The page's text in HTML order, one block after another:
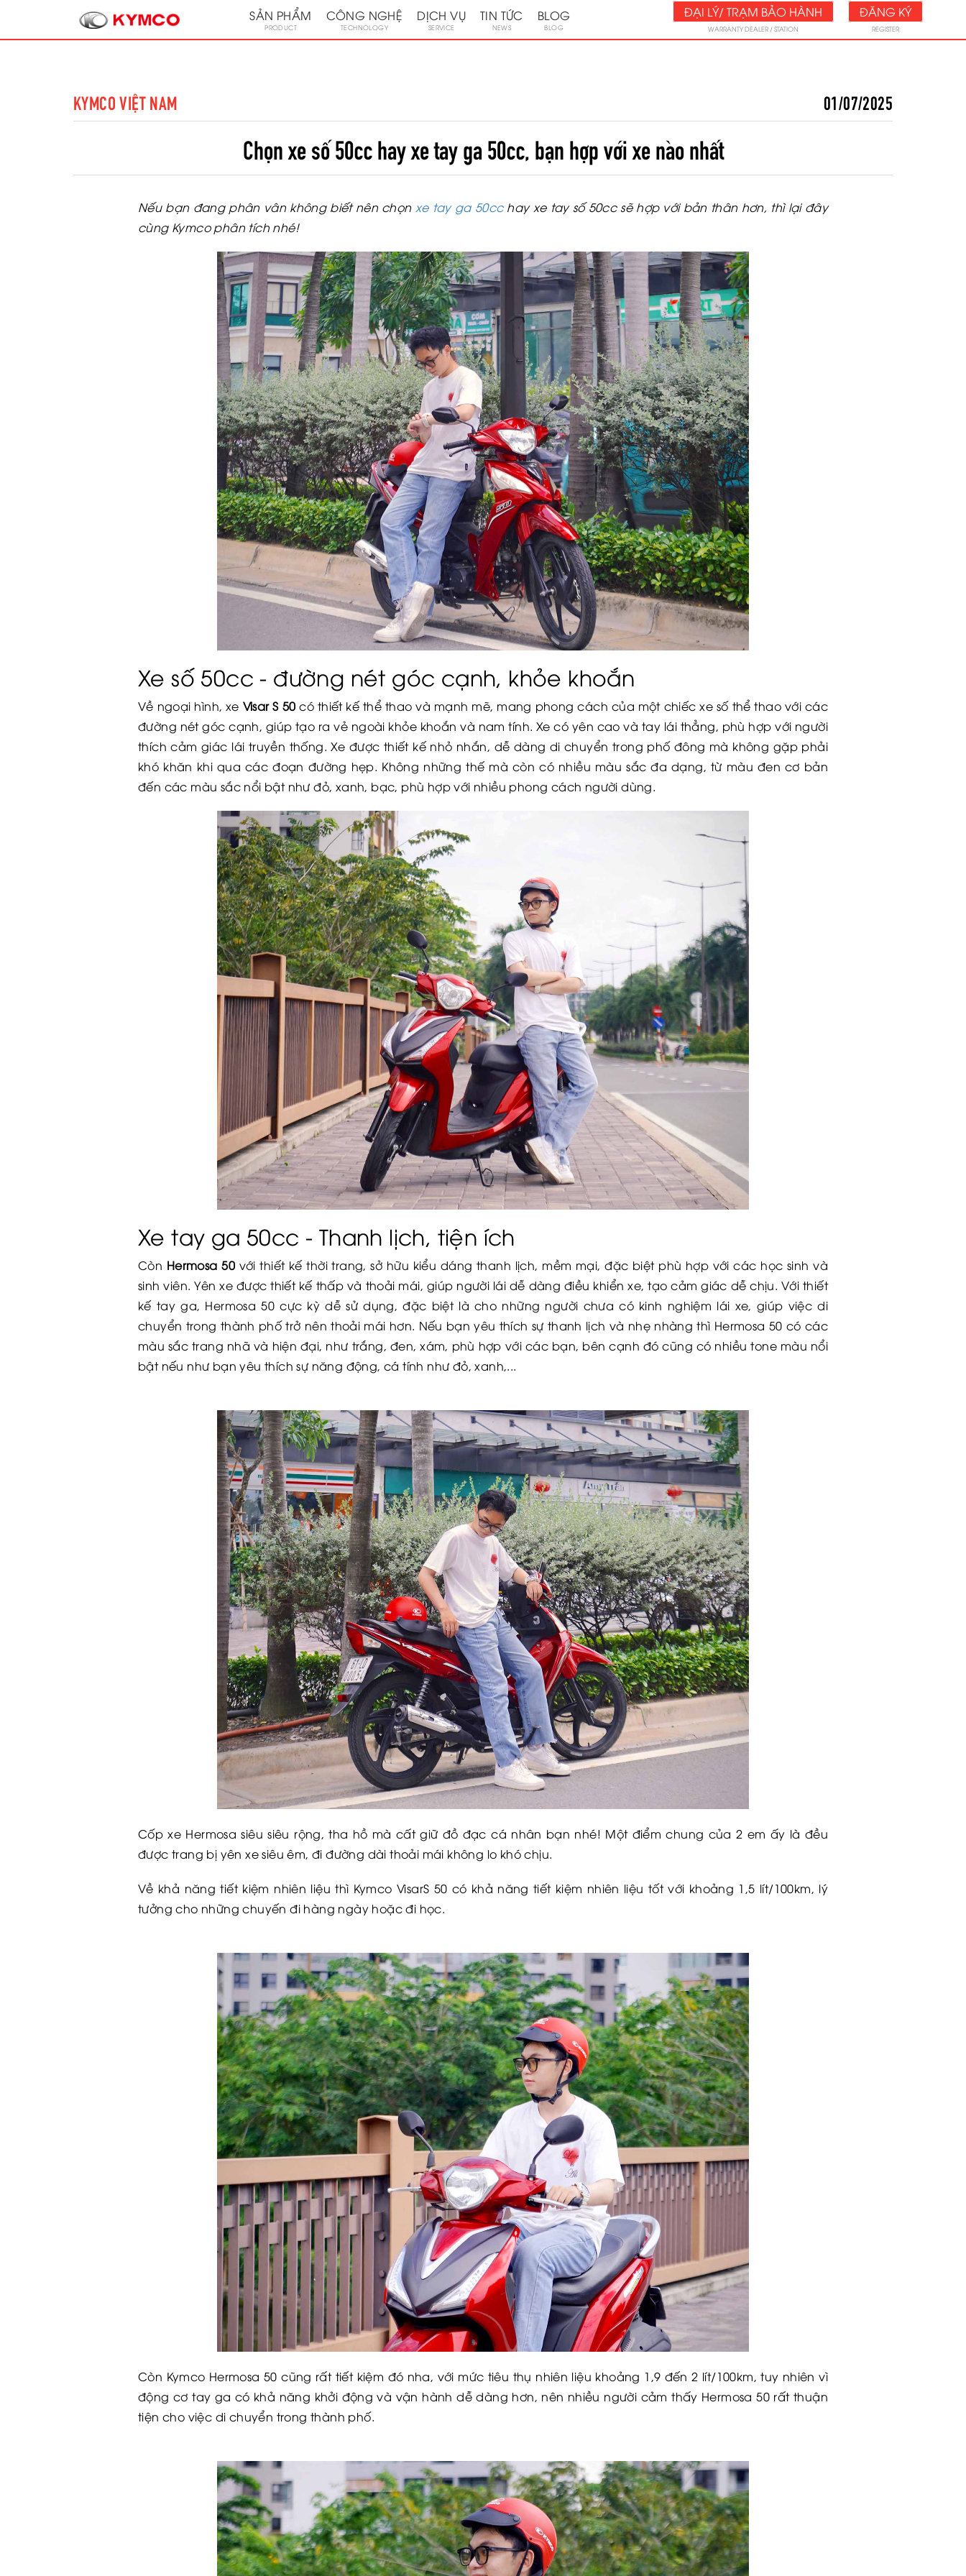
SẢN PHẨM
PRODUCT
CÔNG NGHỆ
TECHNOLOGY
DỊCH VỤ
SERVICE
TIN TỨC
NEWS
BLOG
BLOG
ĐẠI LÝ/ TRẠM BẢO HÀNH
WARRANTY DEALER / STATION
ĐĂNG KÝ
REGISTER
KYMCO VIỆT NAM 01/07/2025
Chọn xe số 50cc hay xe tay ga 50cc, bạn hợp với xe nào nhất
Nếu bạn đang phân vân không biết nên chọn xe tay ga 50cchay xe tay số 50cc sẽ hợp với bản thân hơn, thì lại đây
cùng Kymco phân tích nhé!
Xe số 50cc - đường nét góc cạnh, khỏe khoắn
Về ngoại hình, xe Visar S 50 có thiết kế thể thao và mạnh mẽ, mang phong cách của một chiếc xe số thể thao với các
đường nét góc cạnh, giúp tạo ra vẻ ngoài khỏe khoắn và nam tính. Xe có yên cao và tay lái thẳng, phù hợp với người
thích cảm giác lái truyền thống. Xe được thiết kế nhỏ nhắn, dễ dàng di chuyển trong phố đông mà không gặp phải
khó khăn khi qua các đoạn đường hẹp. Không những thế mà còn có nhiều màu sắc đa dạng, từ màu đen cơ bản
đến các màu sắc nổi bật như đỏ, xanh, bạc, phù hợp với nhiều phong cách người dùng.
Xe tay ga 50cc - Thanh lịch, tiện ích
Còn Hermosa 50với thiết kế thời trang, sở hữu kiểu dáng thanh lịch, mềm mại, đặc biệt phù hợp với các học sinh và
sinh viên. Yên xe được thiết kế thấp và thoải mái, giúp người lái dễ dàng điều khiển xe, tạo cảm giác dễ chịu. Với thiết
kế tay ga, Hermosa 50 cực kỳ dễ sử dụng, đặc biệt là cho những người chưa có kinh nghiệm lái xe, giúp việc di
chuyển trong thành phố trở nên thoải mái hơn. Nếu bạn yêu thích sự thanh lịch và nhẹ nhàng thì Hermosa 50 có các
màu sắc trang nhã và hiện đại, như trắng, đen, xám, phù hợp với các bạn, bên cạnh đó cũng có nhiều tone màu nổi
bật nếu như bạn yêu thích sự năng động, cá tính như đỏ, xanh,...
Cốp xe Hermosa siêu siêu rộng, tha hồ mà cất giữ đồ đạc cá nhân bạn nhé! Một điểm chung của 2 em ấy là đều
được trang bị yên xe siêu êm, đi đường dài thoải mái không lo khó chịu.
Về khả năng tiết kiệm nhiên liệu thì Kymco VisarS 50 có khả năng tiết kiệm nhiên liệu tốt với khoảng 1,5 lít/100km, lý
tưởng cho những chuyến đi hàng ngày hoặc đi học.
Còn Kymco Hermosa 50 cũng rất tiết kiệm đó nha, với mức tiêu thụ nhiên liệu khoảng 1,9 đến 2 lít/100km, tuy nhiên vì
động cơ tay ga có khả năng khởi động và vận hành dễ dàng hơn, nên nhiều người cảm thấy Hermosa 50 rất thuận
tiện cho việc di chuyển trong thành phố.